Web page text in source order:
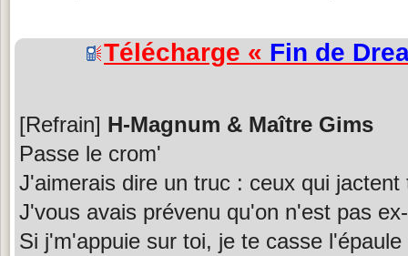
Télécharge « Fin de
[Refrain] H-Magnum & Maître Gims
Passe le crom'
J'aimerais dire un truc : ceux qui jactent
J'vous avais prévenu qu'on n'est pas
Si j'm'appuie sur toi, je te casse l'épaule